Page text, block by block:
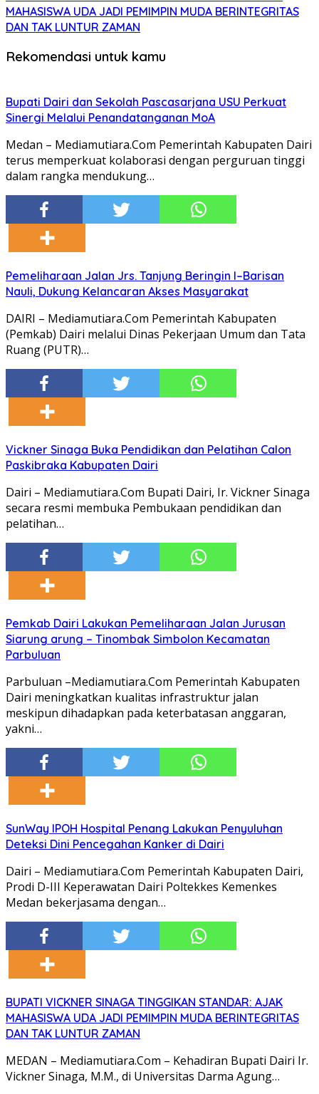
MAHASISWA UDA JADI PEMIMPIN MUDA BERINTEGRITAS
DAN TAK LUNTUR ZAMAN
Rekomendasi untuk kamu
Bupati Dairi dan Sekolah Pascasarjana USU Perkuat
Sinergi Melalui Penandatanganan MoA
Medan – Mediamutiara.Com Pemerintah Kabupaten Dairi
terus memperkuat kolaborasi dengan perguruan tinggi
dalam rangka mendukung…
Pemeliharaan Jalan Jrs. Tanjung Beringin I–Barisan
Nauli, Dukung Kelancaran Akses Masyarakat
DAIRI – Mediamutiara.Com Pemerintah Kabupaten
(Pemkab) Dairi melalui Dinas Pekerjaan Umum dan Tata
Ruang (PUTR)…
Vickner Sinaga Buka Pendidikan dan Pelatihan Calon
Paskibraka Kabupaten Dairi
Dairi – Mediamutiara.Com Bupati Dairi, Ir. Vickner Sinaga
secara resmi membuka Pembukaan pendidikan dan
pelatihan…
Pemkab Dairi Lakukan Pemeliharaan Jalan Jurusan
Siarung arung – Tinombak Simbolon Kecamatan
Parbuluan
Parbuluan –Mediamutiara.Com Pemerintah Kabupaten
Dairi meningkatkan kualitas infrastruktur jalan
meskipun dihadapkan pada keterbatasan anggaran,
yakni…
SunWay IPOH Hospital Penang Lakukan Penyuluhan
Deteksi Dini Pencegahan Kanker di Dairi
Dairi – Mediamutiara.Com Pemerintah Kabupaten Dairi,
Prodi D-III Keperawatan Dairi Poltekkes Kemenkes
Medan bekerjasama dengan…
BUPATI VICKNER SINAGA TINGGIKAN STANDAR: AJAK
MAHASISWA UDA JADI PEMIMPIN MUDA BERINTEGRITAS
DAN TAK LUNTUR ZAMAN
MEDAN – Mediamutiara.Com – Kehadiran Bupati Dairi Ir.
Vickner Sinaga, M.M., di Universitas Darma Agung…